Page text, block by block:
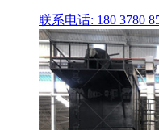
联系电话: 180 3780